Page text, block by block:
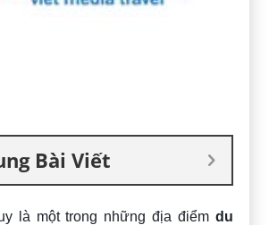
Bài Viết
là một trong những địa điểm du